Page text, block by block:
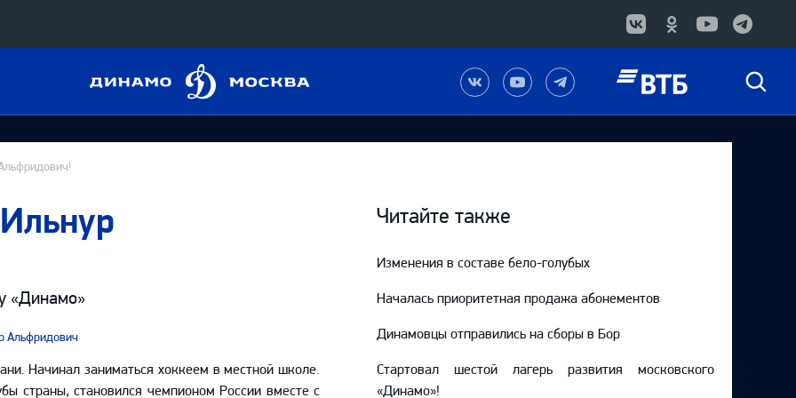
Конференция «Восток»
Нефтехимик
Авангард
Адмирал
Динамо
Наша
группа
в
Вконтакте
Наш
канал
на
YouTube
Наш
канал
в
Telegram
Быстрый
«Динамо»
Альфридович
Начинал заниматься хоккеем в местной школе.
страны, становился чемпионом России вместе с
Читайте также
Изменения в составе бело-голубых
Началась приоритетная продажа абонементов
Динамовцы отправились на сборы в Бор
Стартовал шестой лагерь развития московского
«Динамо»!